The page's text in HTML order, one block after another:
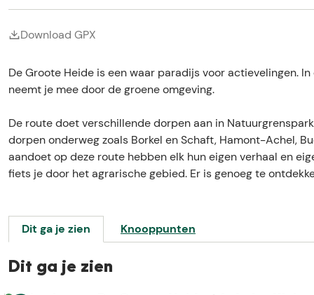
Download GPX
De Groote Heide is een waar paradijs voor actievelingen.
neemt je mee door de groene omgeving.
De route doet verschillende dorpen aan in
dorpen onderweg zoals Borkel en Schaft, Hamont-Achel,
aandoet op deze route hebben elk hun eigen verhaal en
fiets je door het agrarische gebied. Er is genoeg te
Dit ga je zien Knooppunten
Dit ga je zien